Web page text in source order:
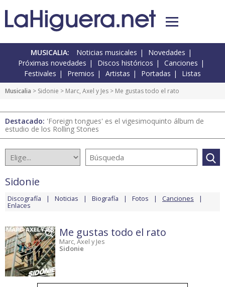
MUSICALIA: Noticias musicales
Novedades
Próximas novedades
Discos históricos
Canciones
Festivales
Premios Artistas Portadas Listas
Musicalia > Sidonie > Marc, Axel y Jes > Me gustas todo el rato
Destacado: 'Foreign tongues' es el vigesimoquinto álbum de
estudio de los Rolling Stones
Sidonie
Discografía Noticias Biografía Fotos Canciones
Enlaces
Me gustas todo el rato
Marc, Axel y Jes
Sidonie